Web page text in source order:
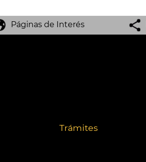
Páginas de Interés
Trámites